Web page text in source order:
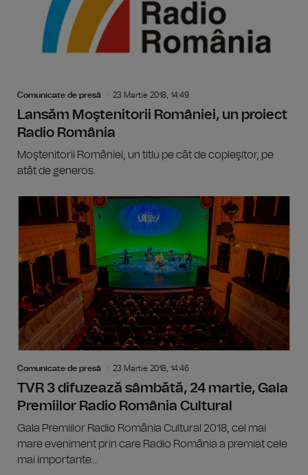
Comunicate de presă 23 Martie 2018, 14:49
Lansăm Moştenitorii României, un proiect
Radio România
Moştenitorii României, un titlu pe cât de copleşitor, pe
atât de generos.
Comunicate de presă 23 Martie 2018, 14:46
TVR 3 difuzează sâmbătă, 24 martie, Gala
Premiilor Radio România Cultural
Gala Premiilor Radio România Cultural 2018, cel mai
mare eveniment prin care Radio România a premiat cele
mai importante...